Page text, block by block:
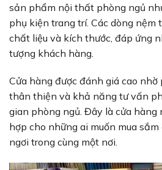
sản phẩm nội thất phòng ngủ
phụ kiện trang trí. Các dòng nệm
chất liệu và kích thước, đáp ứng
tượng khách hàng.
Cửa hàng được đánh giá cao
thân thiện và khả năng tư vấn
gian phòng ngủ. Đây là cửa hàng
hợp cho những ai muốn mua
ngơi trong cùng một nơi.